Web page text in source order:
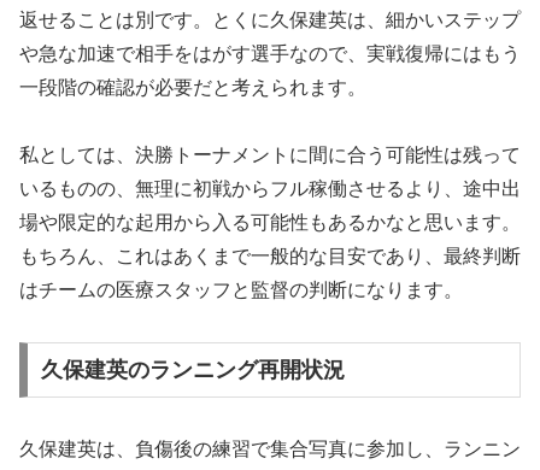
返せることは別です。とくに久保建英は、細かいステップ
や急な加速で相手をはがす選手なので、 実戦復帰にはもう
一段階の確認が必要だと考えられます。
私としては、決勝トーナメントに間に合う可能性は残って
いるものの、無理に初戦からフル稼働させるより、途中出
場や限定的な起用から入る可能性もあるかなと思います。
もちろん、これはあくまで一般的な目安であり、最終判断
はチームの医療スタッフと監督の判断になります。
久保建英のランニング再開状況
久保建英は、負傷後の練習で集合写真に参加し、ランニン